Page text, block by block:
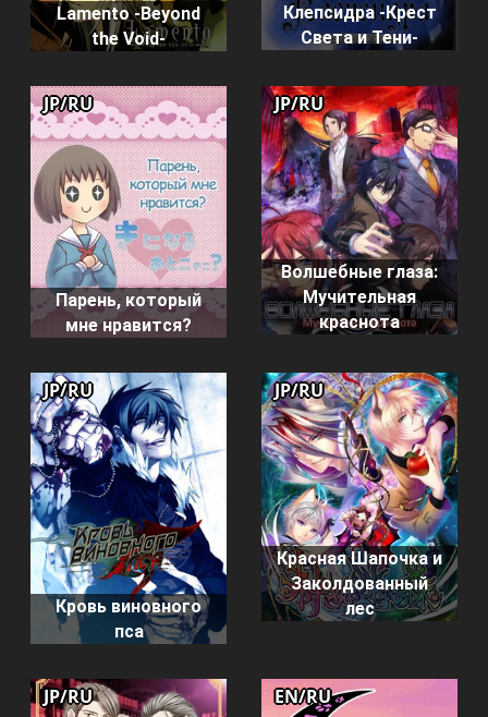
Lamento -Beyond
the Void-
Клепсидра -Крест
Света и Тени-
Парень, который
мне нравится?
JP/RU
Волшебные глаза:
Мучительная
краснота
JP/RU
Кровь виновного
пса
JP/RU
Красная Шапочка и
Заколдованный
лес
JP/RU
JP/RU EN/RU